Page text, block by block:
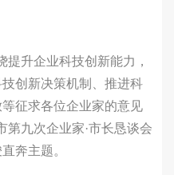
升企业科技创新能力，
创新决策机制、推进科
征求各位企业家的意见
第九次企业家·市长恳谈会
奔主题。